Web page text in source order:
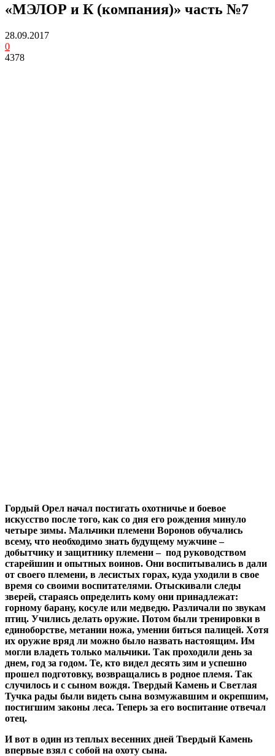
«МЭЛОР и К (компания)» часть №7
28.09.2017
0
4378
Гордый Орел начал постигать охотничье и боевое
искусство после того, как со дня его рождения минуло
четыре зимы. Мальчики племени Воронов обучались
всему, что необходимо знать будущему мужчине –
добытчику и защитнику племени – под руководством
старейшин и опытных воинов. Они воспитывались в дали
от своего племени, в лесистых горах, куда уходили в свое
время со своими воспитателями. Отыскивали следы
зверей, стараясь определить кому они принадлежат:
горному барану, косуле или медведю. Различали по звукам
птиц. Учились делать оружие. Потом были тренировки в
единоборстве, метании ножа, умении биться палицей. Хотя
их оружие вряд ли можно было назвать настоящим. Им
могли владеть только мальчики. Так проходили день за
днем, год за годом. Те, кто видел десять зим и успешно
прошел подготовку, возвращались в родное племя. Так
случилось и с сыном вождя. Твердый Камень и Светлая
Тучка рады были видеть сына возмужавшим и окрепшим,
постигшим законы леса. Теперь за его воспитание отвечал
отец.
И вот в один из теплых весенних дней Твердый Камень
впервые взял с собой на охоту сына.